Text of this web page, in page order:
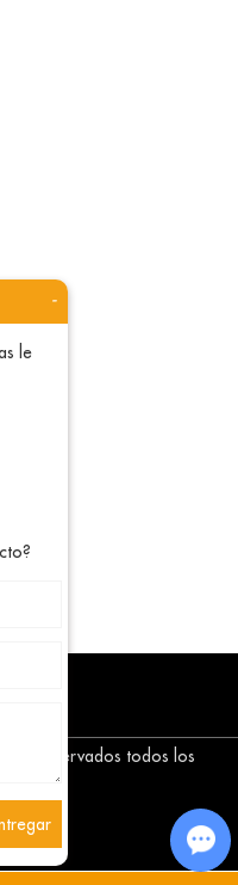
Reservados todos los
-
le